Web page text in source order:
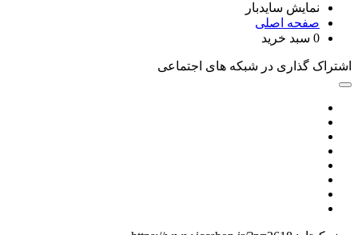
نمایش سایدبار
صفحه اصلی
0 سبد خرید
اشتراک گذاری در شبکه های اجتماعی